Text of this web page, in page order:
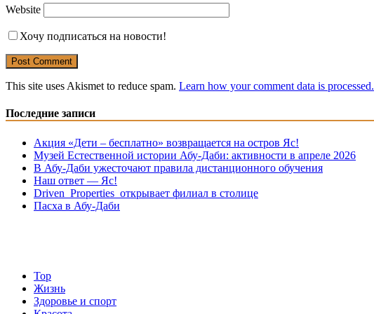
Website
Хочу подписаться на новости!
This site uses Akismet to reduce spam. Learn how your comment data is processed.
Последние записи
Акция «Дети – бесплатно» возвращается на остров Яс!
Музей Eстественной истории Абу-Даби: активности в апреле 2026
В Абу-Даби ужесточают правила дистанционного обучения
Наш ответ — Яс!
Driven Properties открывает филиал в столице
Пасха в Абу-Даби
Top
Жизнь
Здоровье и спорт